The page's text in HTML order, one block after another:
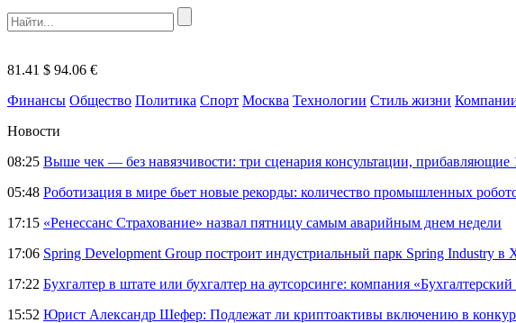
81.41 $ 94.06 €
Финансы Общество Политика Спорт Москва Технологии Стиль жизни
Новости
08:25 Выше чек — без навязчивости: три сценария консультации, прибавляющие
05:48 Роботизация в мире бьет новые рекорды: количество промышленных
17:15 «Ренессанс Страхование» назвал пятницу самым аварийным днем недели
17:06 Spring Development Group построит индустриальный парк Spring Industry
17:22 Бухгалтер в штате или бухгалтер на аутсорсинге: компания
15:52 Юрист Александр Шефер: Подлежат ли криптоактивы включению в